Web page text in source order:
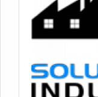
aplicáveis à
elementos, com
transporte e
suporte técnico
CHECKLIST
ATENDIMENTO